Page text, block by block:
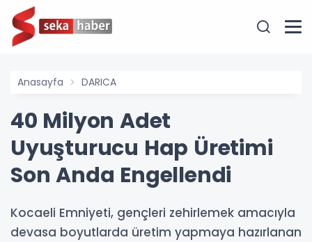
Anasayfa DARICA
40 Milyon Adet
Uyuşturucu Hap Üretimi
Son Anda Engellendi
Kocaeli Emniyeti, gençleri zehirlemek amacıyla
devasa boyutlarda üretim yapmaya hazırlanan